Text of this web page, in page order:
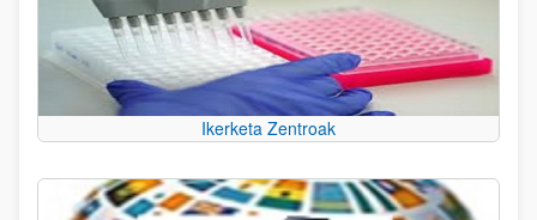
Ikerketa Zentroak